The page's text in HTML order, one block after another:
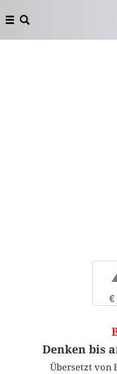
€
Denken bis
Übersetzt von